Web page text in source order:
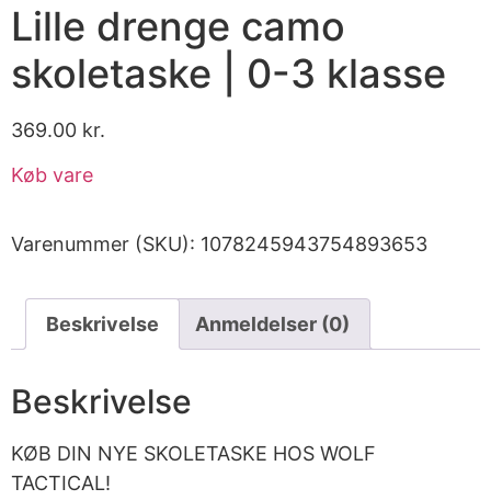
Lille drenge camo
skoletaske | 0-3 klasse
369.00 kr.
Køb vare
Varenummer (SKU): 1078245943754893653
Beskrivelse Anmeldelser (0)
Beskrivelse
KØB DIN NYE SKOLETASKE HOS WOLF
TACTICAL!